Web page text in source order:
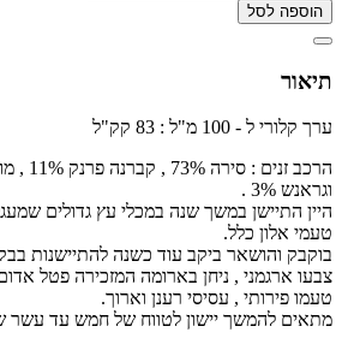
הוספה לסל
תיאור
ערך קלורי ל - 100 מ"ל : 83 קק"ל
וגראנש 3% .
היין התיישן במשך שנה במכלי עץ גדולים
טעמי אלון כלל.
בוקבק והושאר ביקב עוד כשנה להתיישנות
צבעו ארגמני , ניחן בארומה המזכירה פטל
טעמו פירותי , עסיסי רענן וארוך.
מתאים להמשך יישון לטווח של חמש עד עשר